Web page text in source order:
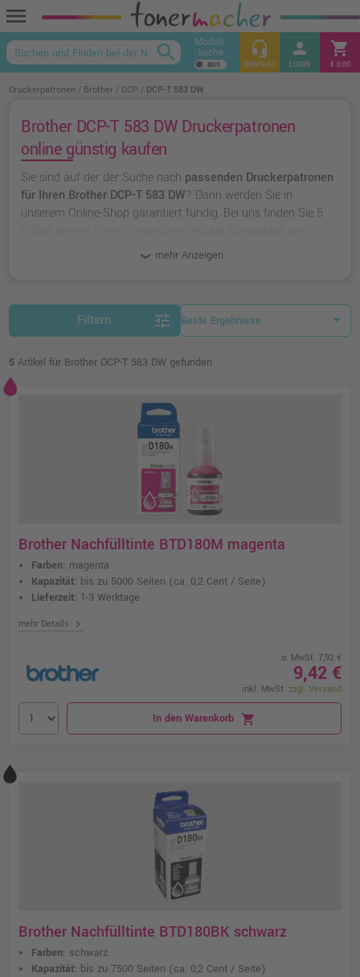
menu
keyboard_arrow_up
search Modell-
suche headset_mic
KONTAKT
person
LOGIN
shopping_cart
€ 0,00
Druckerpatronen Brother DCP DCP-T 583 DW
Brother DCP-T 583 DW Druckerpatronen
online günstig kaufen
Sie sind auf der der Suche nach passenden Druckerpatronen
für Ihren Brother DCP-T 583 DW? Dann werden Sie in
unserem Online-Shop garantiert fündig. Bei uns finden Sie 5
originalen Druckerpatronen von
unserer Hausmarke Ampertec
mehr Anzeigen
Filtern tune
5 Artikel für Brother DCP-T 583 DW gefunden
Brother Nachfülltinte BTD180M magenta
Farben: magenta
Kapazität: bis zu 5000 Seiten (ca. 0,2 Cent / Seite)
Lieferzeit: 1-3 Werktage
mehr Details chevron_right
o. MwSt. 7,92 €
9,42 €
inkl. MwSt. zzgl. Versand
In den Warenkorb shopping_cart
Brother Nachfülltinte BTD180BK schwarz
Farben: schwarz
Kapazität: bis zu 7500 Seiten (ca. 0,2 Cent / Seite)